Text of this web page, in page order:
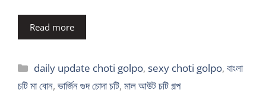
Read more
Categories
daily update choti golpo,sexy choti golpo,বাংলা
চটি মা বোন, ভার্জিন গুদ চোদা চটি, মাল আউট চটি গল্প